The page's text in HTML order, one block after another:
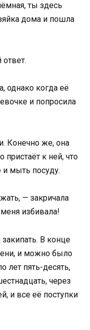
ты здесь
дома и пошла
однако когда её
и попросила
Конечно же, она
пристаёт к ней, что
и мыть посуду.
— закричала
избивала!
В конце
и можно было
лет пять-десять,
через
и все её поступки